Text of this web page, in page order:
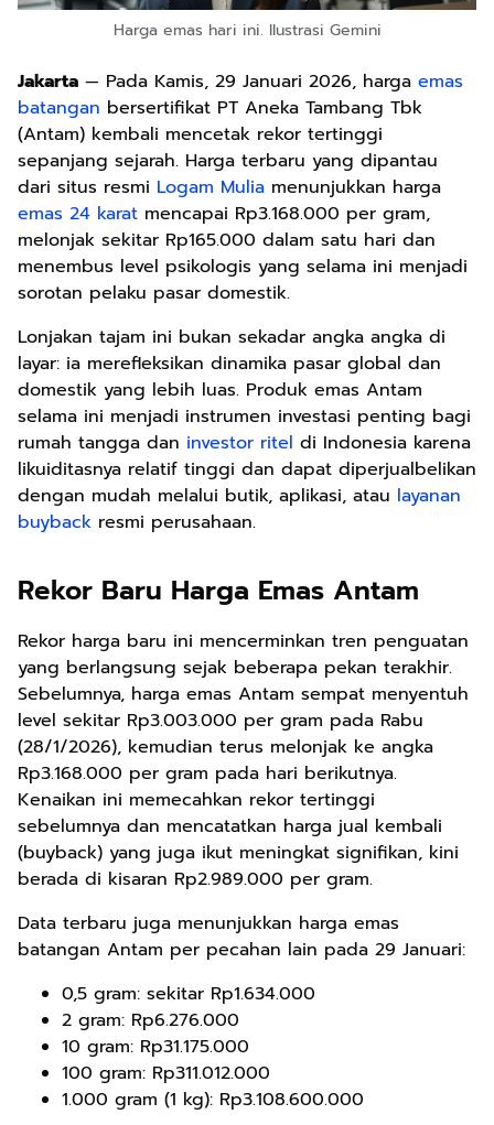
Harga emas hari ini. Ilustrasi Gemini
Jakarta — Pada Kamis, 29 Januari 2026, harga emas
batangan bersertifikat PT Aneka Tambang Tbk
(Antam) kembali mencetak rekor tertinggi
sepanjang sejarah. Harga terbaru yang dipantau
dari situs resmi Logam Mulia menunjukkan harga
emas 24 karat mencapai Rp3.168.000 per gram,
melonjak sekitar Rp165.000 dalam satu hari dan
menembus level psikologis yang selama ini menjadi
sorotan pelaku pasar domestik.
Lonjakan tajam ini bukan sekadar angka angka di
layar: ia merefleksikan dinamika pasar global dan
domestik yang lebih luas. Produk emas Antam
selama ini menjadi instrumen investasi penting bagi
rumah tangga dan investor ritel di Indonesia karena
likuiditasnya relatif tinggi dan dapat diperjualbelikan
dengan mudah melalui butik, aplikasi, atau layanan
buyback resmi perusahaan.
Rekor Baru Harga Emas Antam
Rekor harga baru ini mencerminkan tren penguatan
yang berlangsung sejak beberapa pekan terakhir.
Sebelumnya, harga emas Antam sempat menyentuh
level sekitar Rp3.003.000 per gram pada Rabu
(28/1/2026), kemudian terus melonjak ke angka
Rp3.168.000 per gram pada hari berikutnya.
Kenaikan ini memecahkan rekor tertinggi
sebelumnya dan mencatatkan harga jual kembali
(buyback) yang juga ikut meningkat signifikan, kini
berada di kisaran Rp2.989.000 per gram.
Data terbaru juga menunjukkan harga emas
batangan Antam per pecahan lain pada 29 Januari:
0,5 gram: sekitar Rp1.634.000
2 gram: Rp6.276.000
10 gram: Rp31.175.000
100 gram: Rp311.012.000
1.000 gram (1 kg): Rp3.108.600.000